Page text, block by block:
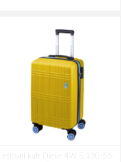
Cestovní kufr Dielle 4W S 130-55-